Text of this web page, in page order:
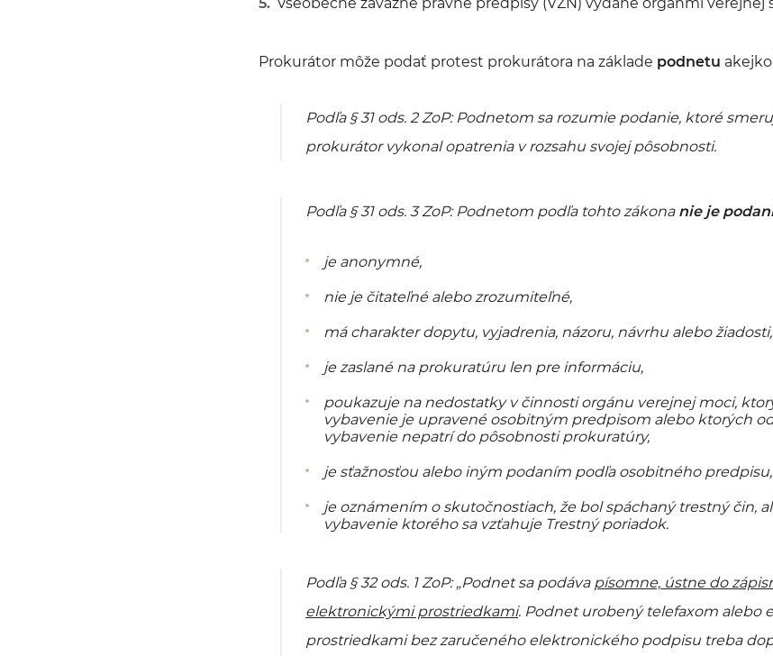
Prokurátor môže podať protest prokurátora na základe podnetu
Podľa § 31 ods. 2 ZoP: Podnetom sa rozumie podanie, ktoré
prokurátor vykonal opatrenia v rozsahu svojej pôsobnosti.
Podľa § 31 ods. 3 ZoP: Podnetom podľa tohto zákona nie je
je anonymné,
nie je čitateľné alebo zrozumiteľné,
má charakter dopytu, vyjadrenia, názoru, návrhu alebo žiadosti,
je zaslané na prokuratúru len pre informáciu,
poukazuje na nedostatky v činnosti orgánu verejnej moci,
vybavenie je upravené osobitným predpisom alebo ktorých
vybavenie nepatrí do pôsobnosti prokuratúry,
je sťažnosťou alebo iným podaním podľa osobitného predpisu,
je oznámením o skutočnostiach, že bol spáchaný trestný čin,
vybavenie ktorého sa vzťahuje Trestný poriadok.
Podľa § 32 ods. 1 ZoP: „Podnet sa podáva písomne, ústne do
elektronickými prostriedkami. Podnet urobený telefaxom alebo
prostriedkami bez zaručeného elektronického podpisu treba